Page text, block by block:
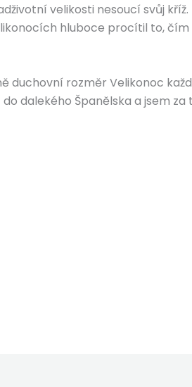
velikosti nesoucí svůj kříž.
hluboce procítil to,
duchovní rozměr Velikonoc
dalekého Španělska a jsem za